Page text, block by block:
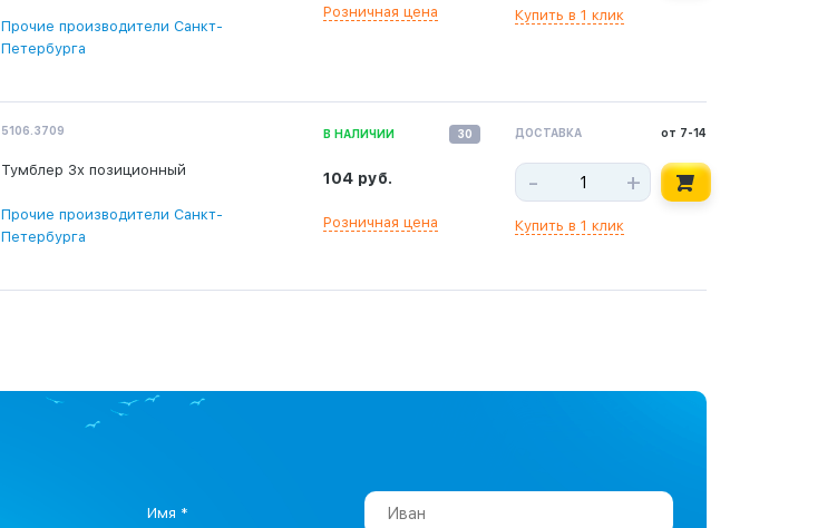
Прочие производители Санкт-
Петербурга
Розничная цена Купить в 1 клик
5106.3709
Тумблер 3х позиционный
Прочие производители Санкт-
Петербурга
В НАЛИЧИИ 30
104 руб.
Розничная цена
ДОСТАВКА от 7-14
- +
Купить в 1 клик
Имя *